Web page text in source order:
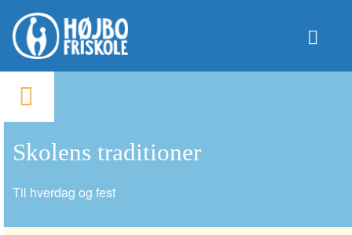
Højbo
Friskole
Om Højbo
PersonaleIntra
ElevIntra
Kontakt
Skolens
traditioner
Skolens traditioner
Til hverdag og fest